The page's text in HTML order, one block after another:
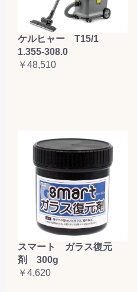
ケルヒャー T15/1
1.355-308.0
￥48,510
スマート ガラス復元
剤 300g
￥4,620